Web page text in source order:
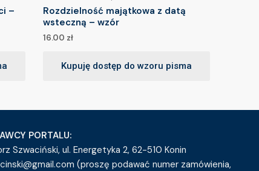
–
Rozdzielność majątkowa z datą
wsteczną – wzór
16.00 zł
Kupuję dostęp do wzoru pisma
PORTALU:
Szwaciński, ul. Energetyka 2, 62-510 Konin
(proszę podawać numer zamówienia,